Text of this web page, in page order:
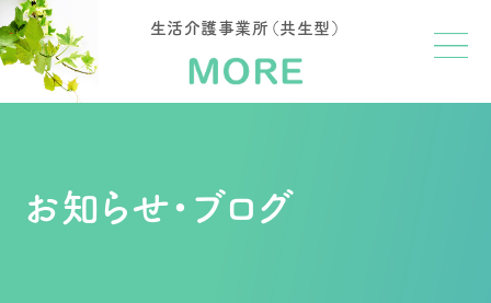
生活介護事業所（共生型）
お知らせ・ブログ